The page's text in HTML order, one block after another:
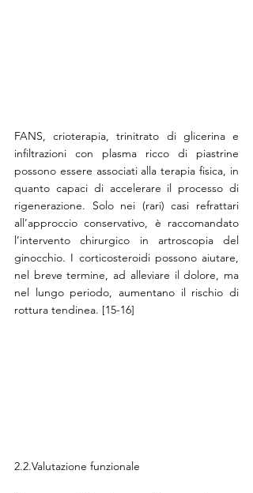
FANS, crioterapia, trinitrato di glicerina e
infiltrazioni con plasma ricco di piastrine
possono essere associati alla terapia fisica, in
quanto capaci di accelerare il processo di
rigenerazione. Solo nei (rari) casi refrattari
all’approccio conservativo, è raccomandato
l’intervento chirurgico in artroscopia del
ginocchio. I corticosteroidi possono aiutare,
nel breve termine, ad alleviare il dolore, ma
nel lungo periodo, aumentano il rischio di
rottura tendinea. [15-16]
2.2.Valutazione funzionale